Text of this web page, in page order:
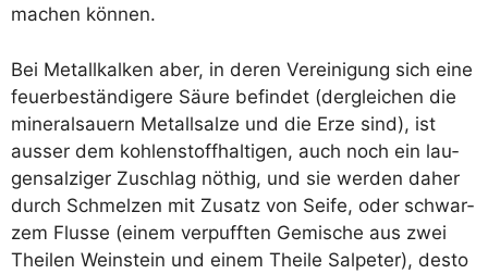
machen können.
Bei Metall­kal­ken aber, in deren Ver­ei­ni­gung sich eine
feu­er­be­stän­di­ge­re Säu­re befin­det (der­glei­chen die
mine­ral­sauern Metall­sal­ze und die Erze sind), ist
aus­ser dem koh­len­stoff­hal­ti­gen, auch noch ein lau­
gen­sal­zi­ger Zuschlag nöthig, und sie wer­den daher
durch Schmel­zen mit Zusatz von Sei­fe, oder schwar­
zem Flus­se (einem ver­puff­ten Gemi­sche aus zwei
Thei­len Wein­stein und einem Thei­le Sal­pe­ter), des­to